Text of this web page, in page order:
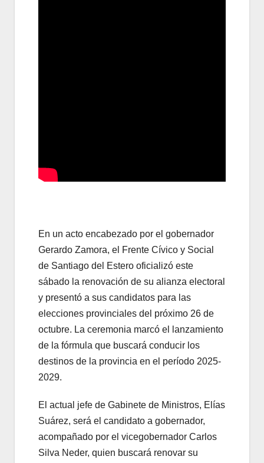
En un acto encabezado por el gobernador
Gerardo Zamora, el Frente Cívico y Social
de Santiago del Estero oficializó este
sábado la renovación de su alianza electoral
y presentó a sus candidatos para las
elecciones provinciales del próximo 26 de
octubre. La ceremonia marcó el lanzamiento
de la fórmula que buscará conducir los
destinos de la provincia en el período 2025-
2029.
El actual jefe de Gabinete de Ministros, Elías
Suárez, será el candidato a gobernador,
acompañado por el vicegobernador Carlos
Silva Neder, quien buscará renovar su